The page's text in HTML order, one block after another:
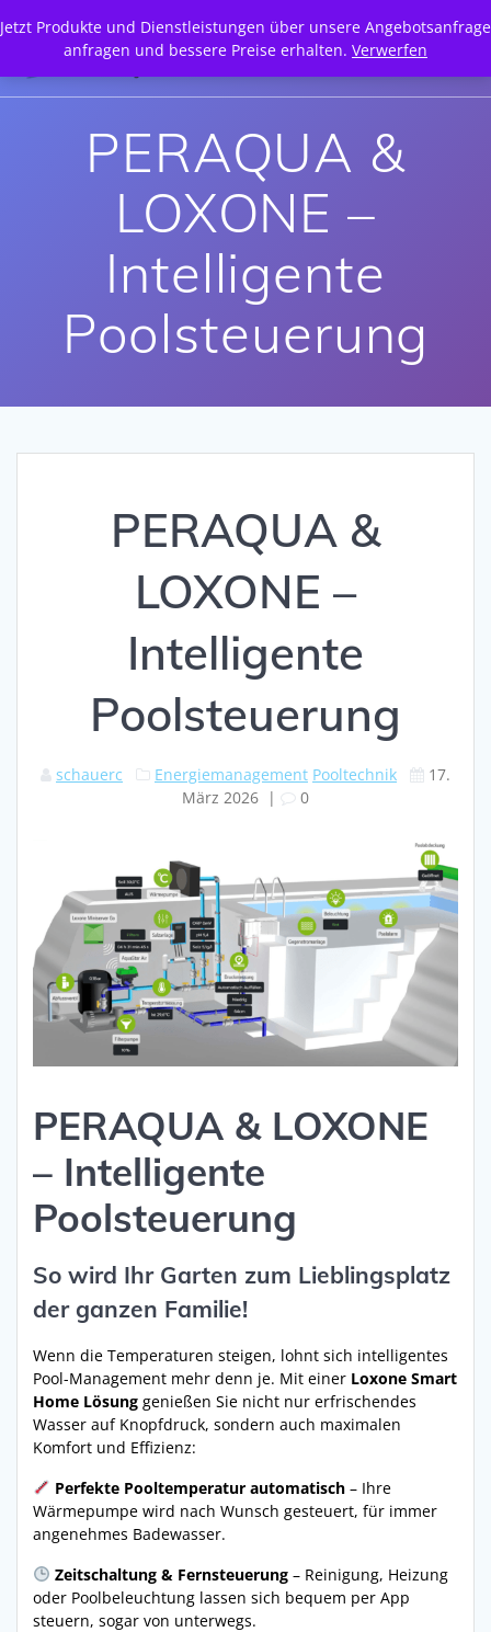
Jetzt Produkte und Dienstleistungen über unsere Angebotsanfrage
anfragen und bessere Preise erhalten. Verwerfen
Inhalt
springen
PERAQUA &
LOXONE –
Intelligente
Poolsteuerung
PERAQUA &
LOXONE –
Intelligente
Poolsteuerung
schauerc Energiemanagement Pooltechnik
17.
März 2026 | 0
PERAQUA & LOXONE
– Intelligente
Poolsteuerung
So wird Ihr Garten zum Lieblingsplatz
der ganzen Familie!
Wenn die Temperaturen steigen, lohnt sich intelligentes
Pool-Management mehr denn je. Mit einer Loxone Smart
Home Lösung genießen Sie nicht nur erfrischendes
Wasser auf Knopfdruck, sondern auch maximalen
Komfort und Effizienz:
Perfekte Pooltemperatur automatisch– Ihre
Wärmepumpe wird nach Wunsch gesteuert, für immer
angenehmes Badewasser.
Zeitschaltung & Fernsteuerung– Reinigung, Heizung
oder Poolbeleuchtung lassen sich bequem per App
steuern, sogar von unterwegs.